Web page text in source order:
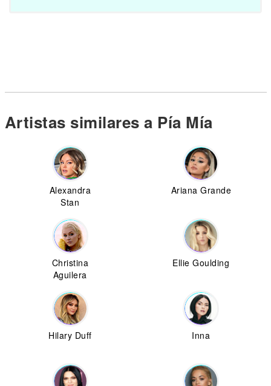
Artistas similares a Pía Mía
Alexandra
Stan
Ariana Grande
Christina
Aguilera
Ellie Goulding
Hilary Duff Inna